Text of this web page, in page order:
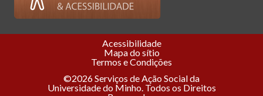
Acessibilidade
Mapa do sítio
Termos e Condições
©2026 Serviços de Ação Social da
Universidade do Minho. Todos os Direitos